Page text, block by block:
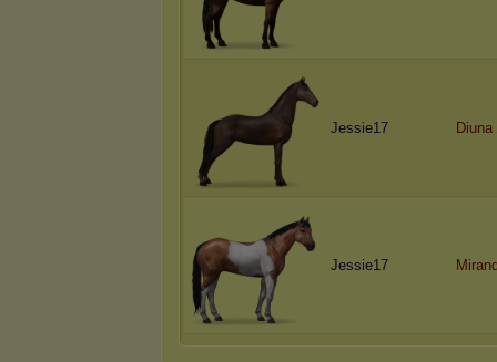
Jessie17 Diuna
Jessie17